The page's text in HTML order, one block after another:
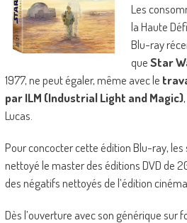
Les
la Haute
Blu-ray
queStar
1977, ne peut égaler, même avec le
par ILM (Industrial Light and Magic)
Lucas.
Pour concocter cette édition Blu-ray,
nettoyé le master des éditions DVD de
des négatifs nettoyés de l’édition
Dès l’ouverture avec son générique sur